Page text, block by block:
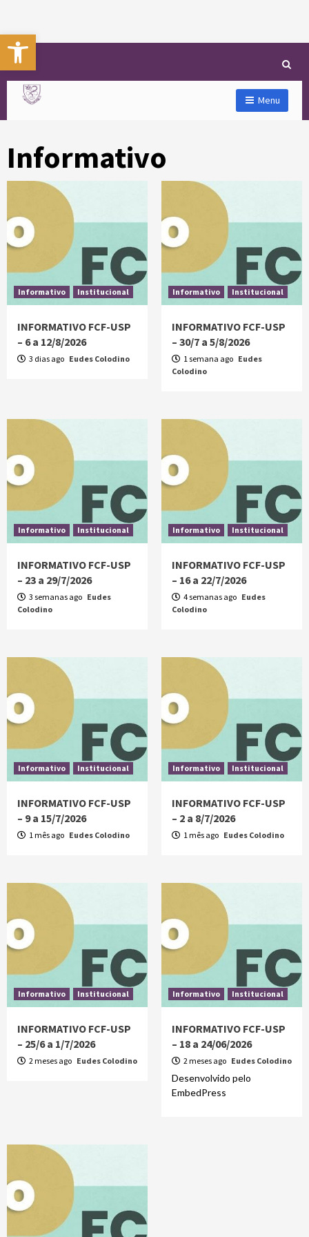
Abrir a barra de ferramentas
Menu
Informativo
Informativo Institucional
INFORMATIVO FCF-USP
– 6 a 12/8/2026
3 dias ago Eudes Colodino
Informativo Institucional
INFORMATIVO FCF-USP
– 30/7 a 5/8/2026
1 semana ago Eudes
Colodino
Informativo Institucional
INFORMATIVO FCF-USP
– 23 a 29/7/2026
3 semanas ago Eudes
Colodino
Informativo Institucional
INFORMATIVO FCF-USP
– 16 a 22/7/2026
4 semanas ago Eudes
Colodino
Informativo Institucional
INFORMATIVO FCF-USP
– 9 a 15/7/2026
1 mês ago Eudes Colodino
Informativo Institucional
INFORMATIVO FCF-USP
– 2 a 8/7/2026
1 mês ago Eudes Colodino
Informativo Institucional
INFORMATIVO FCF-USP
– 25/6 a 1/7/2026
2 meses ago Eudes Colodino
Informativo Institucional
INFORMATIVO FCF-USP
– 18 a 24/06/2026
2 meses ago Eudes Colodino
Desenvolvido pelo
EmbedPress